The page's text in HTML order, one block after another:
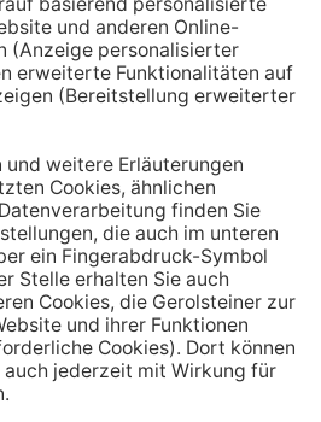
jeder Mahlzeit
Trinken mit einem Ereignis.
du außerdem die
Zusätzlich fördert
Essens das Sättigungsgefühl.
Wasser auf
von purem Mineralwasser
kannst du deine Getränke mit
Mische dir einfach